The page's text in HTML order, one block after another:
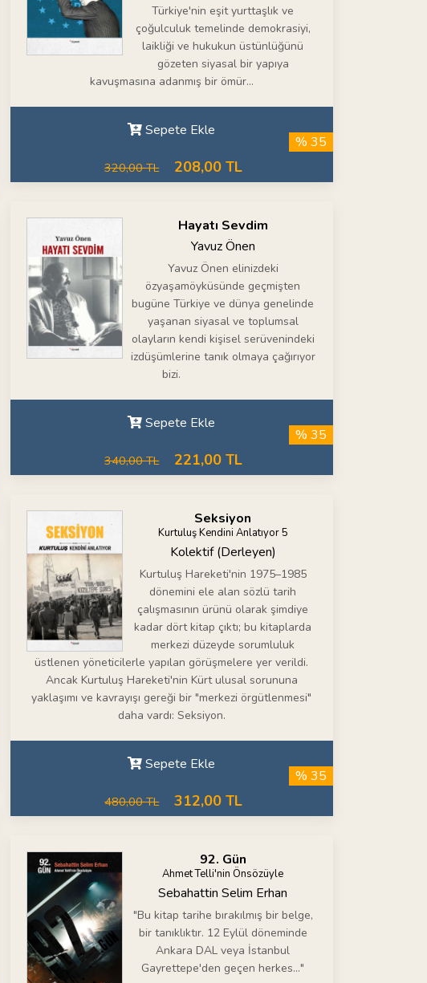
Türkiye'nin eşit yurttaşlık ve
çoğulculuk temelinde demokrasiyi,
laikliği ve hukukun üstünlüğünü
gözeten siyasal bir yapıya
kavuşmasına adanmış bir ömür...
Sepete Ekle
320,00 TL 208,00 TL
% 35
Hayatı Sevdim
Yavuz Önen
Yavuz Önen elinizdeki
özyaşamöyküsünde geçmişten
bugüne Türkiye ve dünya genelinde
yaşanan siyasal ve toplumsal
olayların kendi kişisel serüvenindeki
izdüşümlerine tanık olmaya çağırıyor
bizi.
Sepete Ekle
340,00 TL 221,00 TL
% 35
Seksiyon
Kurtuluş Kendini Anlatıyor 5
Kolektif (Derleyen)
Kurtuluş Hareketi'nin 1975–1985
dönemini ele alan sözlü tarih
çalışmasının ürünü olarak şimdiye
kadar dört kitap çıktı; bu kitaplarda
merkezi düzeyde sorumluluk
üstlenen yöneticilerle yapılan görüşmelere yer verildi.
Ancak Kurtuluş Hareketi'nin Kürt ulusal sorununa
yaklaşımı ve kavrayışı gereği bir "merkezi örgütlenmesi"
daha vardı: Seksiyon.
Sepete Ekle
480,00 TL 312,00 TL
% 35
92. Gün
Ahmet Telli'nin Önsözüyle
Sebahattin Selim Erhan
"Bu kitap tarihe bırakılmış bir belge,
bir tanıklıktır. 12 Eylül döneminde
Ankara DAL veya İstanbul
Gayrettepe'den geçen herkes..."